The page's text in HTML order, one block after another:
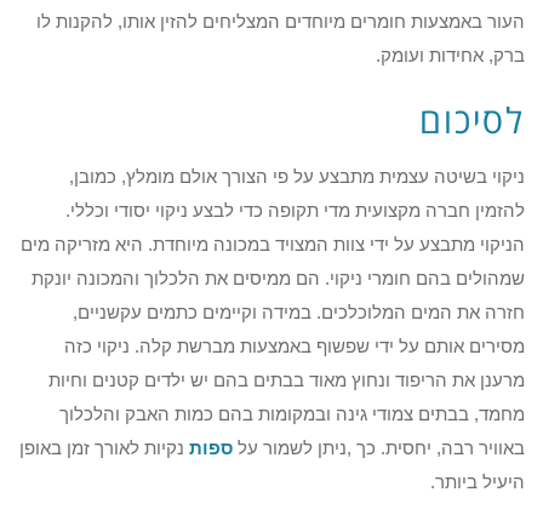
העור באמצעות חומרים מיוחדים המצליחים להזין אותו, להקנות לו
ברק, אחידות ועומק.
לסיכום
ניקוי בשיטה עצמית מתבצע על פי הצורך אולם מומלץ, כמובן,
להזמין חברה מקצועית מדי תקופה כדי לבצע ניקוי יסודי וכללי.
הניקוי מתבצע על ידי צוות המצויד במכונה מיוחדת. היא מזריקה מים
שמהולים בהם חומרי ניקוי. הם ממיסים את הלכלוך והמכונה יונקת
חזרה את המים המלוכלכים. במידה וקיימים כתמים עקשניים,
מסירים אותם על ידי שפשוף באמצעות מברשת קלה. ניקוי כזה
מרענן את הריפוד ונחוץ מאוד בבתים בהם יש ילדים קטנים וחיות
מחמד, בבתים צמודי גינה ובמקומות בהם כמות האבק והלכלוך
באוויר רבה, יחסית. כך ,ניתן לשמור על ספות נקיות לאורך זמן באופן
היעיל ביותר.